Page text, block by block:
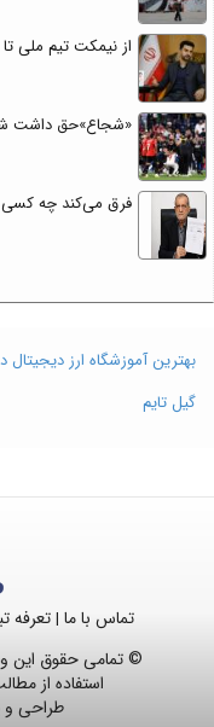
از نیمکت تیم ملی
«شجاع»حق داشت
فرق می‌کند چه
بهترین آموزشگاه ارز دیجیتال
گیل تایم
تماس با ما |تعرفه
© تمامی حقوق این
استفاده از
طراحی و